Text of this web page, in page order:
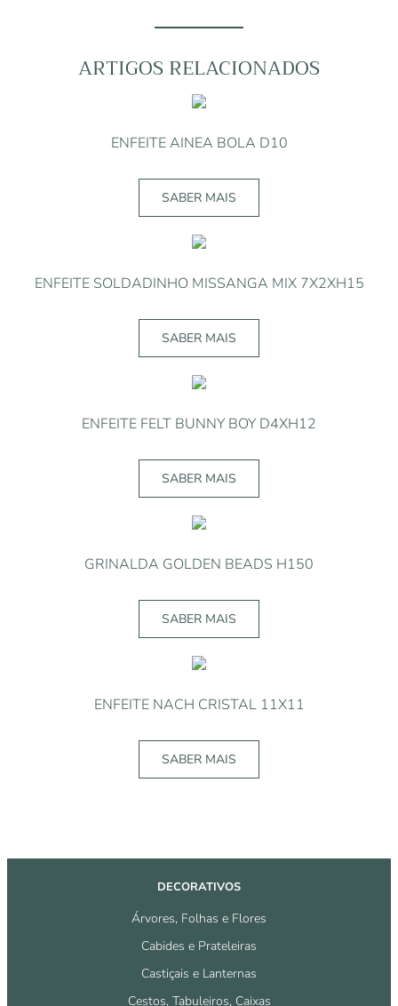
ARTIGOS RELACIONADOS
ENFEITE AINEA BOLA D10
SABER MAIS
ENFEITE SOLDADINHO MISSANGA MIX 7X2XH15
SABER MAIS
ENFEITE FELT BUNNY BOY D4XH12
SABER MAIS
GRINALDA GOLDEN BEADS H150
SABER MAIS
ENFEITE NACH CRISTAL 11X11
SABER MAIS
DECORATIVOS
Árvores, Folhas e Flores
Cabides e Prateleiras
Castiçais e Lanternas
Cestos, Tabuleiros, Caixas